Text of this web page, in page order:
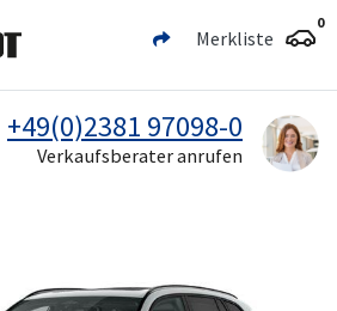
Merkliste
0
+49(0)2381 97098-0
Verkaufsberater anrufen